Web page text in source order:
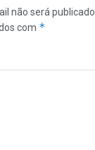
não será publicado.
com *